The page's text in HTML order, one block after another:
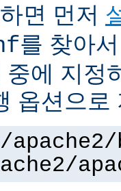
면 먼저
를 찾아
중에 지정
옵션으로